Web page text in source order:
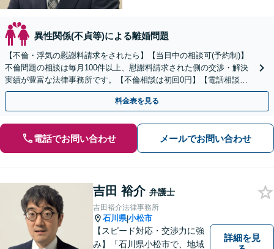
異性関係(不貞等)による離婚問題
【不倫・浮気の慰謝料請求をされたら】【当日中の相談可(予約制)】
不倫問題の相談は毎月100件以上、慰謝料請求された側の交渉・解決
実績が豊富な法律事務所です。【不倫相談は初回0円】【電話相談で
ご契約まで対応可/来所不要】
料金表を見る
電話でお問い合わせ メールでお問い合わせ
吉田 裕介 弁護士
吉田裕介法律事務所
石川県|小松市
【スピード対応・交渉力に強
み】「石川県小松市で、地域
詳細を見